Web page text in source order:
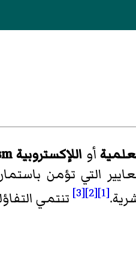
أو اللإكستروبية
التي تؤمن
[1]
[2]
[3] تنتمي